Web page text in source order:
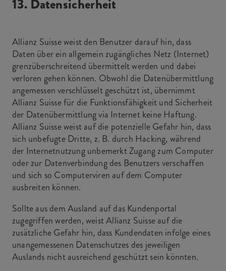
13. Datensicherheit
Allianz Suisse weist den Benutzer darauf hin, dass
Daten über ein allgemein zugängliches Netz (Internet)
grenzüberschreitend übermittelt werden und dabei
verloren gehen können. Obwohl die Datenübermittlung
angemessen verschlüsselt geschützt ist, übernimmt
Allianz Suisse für die Funktionsfähigkeit und Sicherheit
der Datenübermittlung via Internet keine Haftung.
Allianz Suisse weist auf die potenzielle Gefahr hin, dass
sich unbefugte Dritte, z. B. durch Hacking, während
der Internetnutzung unbemerkt Zugang zum Computer
oder zur Datenverbindung des Benutzers verschaffen
und sich so Computerviren auf dem Computer
ausbreiten können.
Sollte aus dem Ausland auf das Kundenportal
zugegriffen werden, weist Allianz Suisse auf die
zusätzliche Gefahr hin, dass Kundendaten infolge eines
unangemessenen Datenschutzes des jeweiligen
Auslands nicht ausreichend geschützt sein könnten.